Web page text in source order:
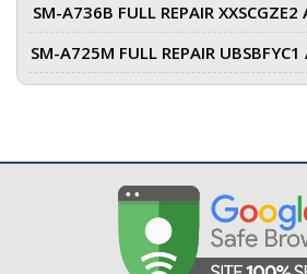
SM-A736B FULL REPAIR
SM-A725M FULL REPAIR